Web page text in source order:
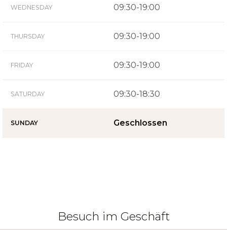
WEDNESDAY 09:30-19:00
THURSDAY 09:30-19:00
FRIDAY 09:30-19:00
SATURDAY 09:30-18:30
SUNDAY Geschlossen
Besuch im Geschäft